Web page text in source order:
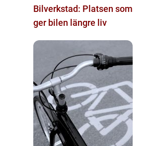
Bilverkstad: Platsen som
ger bilen längre liv